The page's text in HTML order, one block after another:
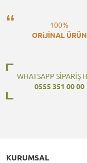
100%
ORiJİNAL ÜRÜN
WHATSAPP SİPARİŞ
0555 351 00 00
KURUMSAL